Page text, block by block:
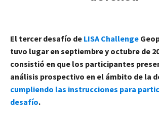
El tercer desafío de LISA Challenge
tuvo lugar en septiembre y octubre de
consistió en que los participantes
análisis prospectivo en el ámbito de la
cumpliendo las instrucciones para
desafío.